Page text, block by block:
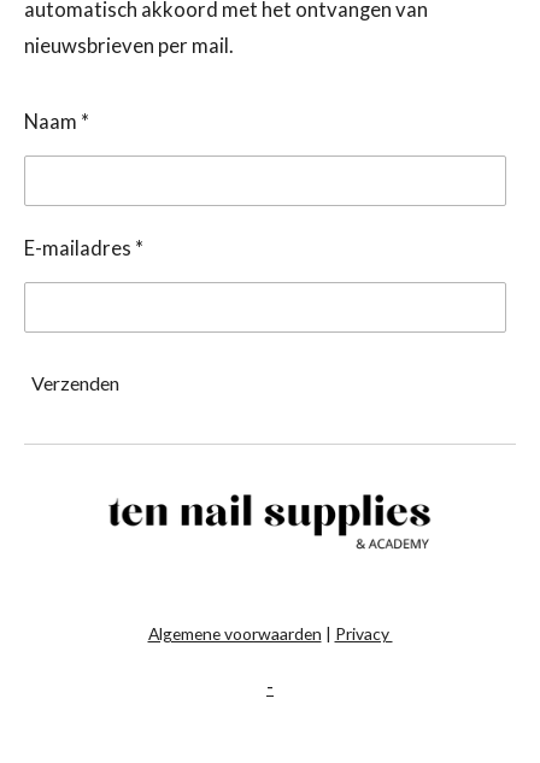
automatisch akkoord met het ontvangen van
nieuwsbrieven per mail.
Naam *
E-mailadres *
Verzenden
Algemene voorwaarden | Privacy
-